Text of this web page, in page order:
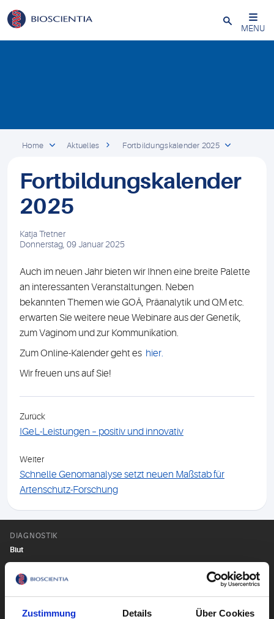
Zustimmung Details Über Cookies
Schließen
MENU
Home Aktuelles Fortbildungskalender 2025
Fortbildungskalender
2025
Katja Tretner
Donnerstag, 09 Januar 2025
Auch im neuen Jahr bieten wir Ihnen eine breite Palette
an interessanten Veranstaltungen. Neben
bekannten Themen wie GOÄ, Präanalytik und QM etc.
erwarten Sie weitere neue Webinare aus der Genetik,
zum Vaginom und zur Kommunikation.
Zum Online-Kalender geht es hier.
Wir freuen uns auf Sie!
Zurück
IGeL-Leistungen – positiv und innovativ
Weiter
Schnelle Genomanalyse setzt neuen Maßstab für
Artenschutz-Forschung
DIAGNOSTIK
Blut
Gehirn & Nerven